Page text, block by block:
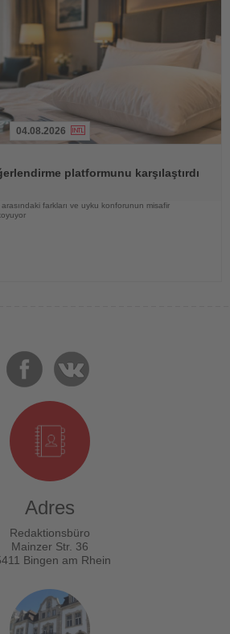
04.08.2026
platformunu karşılaştırdı
farkları ve uyku konforunun misafir
Adres
Redaktionsbüro
Mainzer Str. 36
Bingen am Rhein